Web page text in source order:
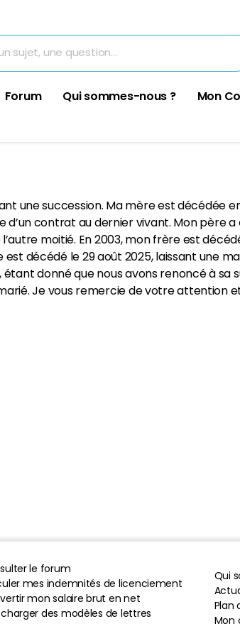
Forum Qui sommes-nous ? Mon
une succession. Ma mère est décédée
contrat au dernier vivant. Mon père
moitié. En 2003, mon frère est
décédé le 29 août 2025, laissant une
donné que nous avons renoncé à sa
marié. Je vous remercie de votre attention
le forum
mes indemnités de licenciement
mon salaire brut en net
des modèles de lettres
Qui
Plan
Mon